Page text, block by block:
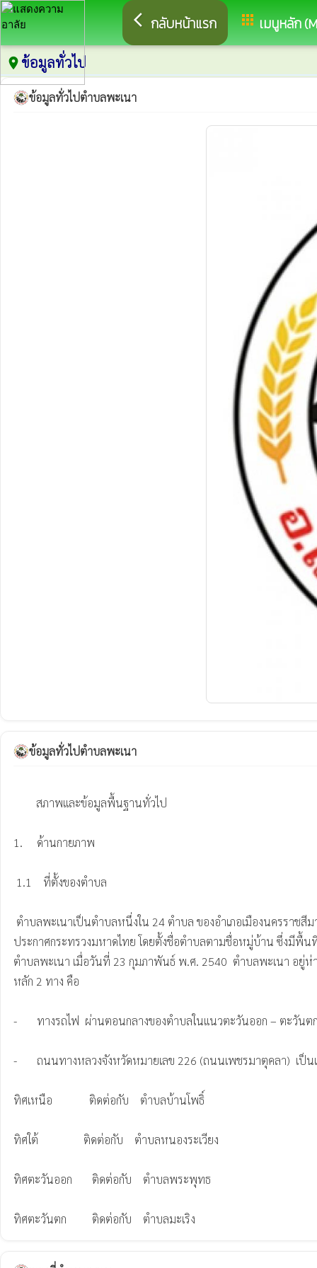
arrow_back_ios กลับหน้าแรก apps เมนูหลัก
place ข้อมูลทั่วไป
ข้อมูลทั่วไปตำบลพะเนา
ข้อมูลทั่วไปตำบลพะเนา
1.     ด้านกายภาพ
ประกาศกระทรวงมหาดไทย โดยตั้งชื่อตำบลตามชื่อหมู่บ้าน ซึ่งมีพื้
ตำบลพะเนา เมื่อวันที่ 23 กุมภาพันธ์ พ.ศ. 2540  ตำบลพะเนา อยู่ห่
หลัก 2 ทาง คือ
-       ทางรถไฟ  ผ่านตอนกลางของตำบลในแนวตะวันออก – ตะ
-       ถนนทางหลวงจังหวัดหมายเลข 226 (ถนนเพชรมาตุคลา)
ทิศเหนือ             ติดต่อกับ    ตำบลบ้านโพธิ์
ทิศใต้                ติดต่อกับ    ตำบลหนองระเวียง
ทิศตะวันออก       ติดต่อกับ    ตำบลพระพุทธ
ทิศตะวันตก         ติดต่อกับ    ตำบลมะเริง